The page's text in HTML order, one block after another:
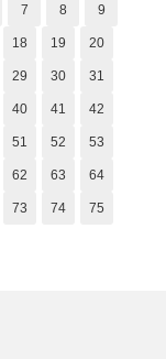
7 8 9
18 19 20
29 30 31
40 41 42
51 52 53
62 63 64
73 74 75